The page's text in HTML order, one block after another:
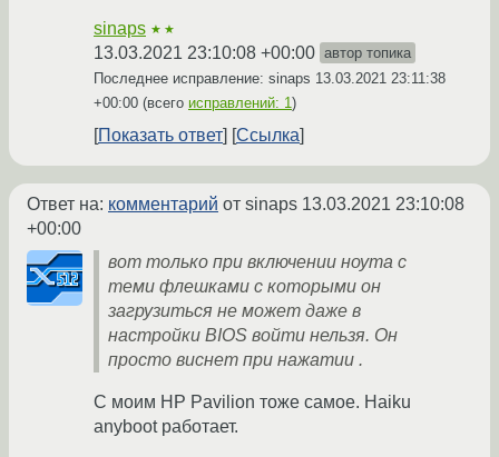
sinaps ★★
13.03.2021 23:10:08 +00:00 автор топика
Последнее исправление: sinaps 13.03.2021 23:11:38
+00:00 (всего исправлений: 1 )
Показать ответ Ссылка
Ответ на: комментарий от sinaps 13.03.2021 23:10:08
+00:00
вот только при включении ноута с
теми флешками с которыми он
загрузиться не может даже в
настройки BIOS войти нельзя. Он
просто виснет при нажатии .
С моим HP Pavilion тоже самое. Haiku
anyboot работает.